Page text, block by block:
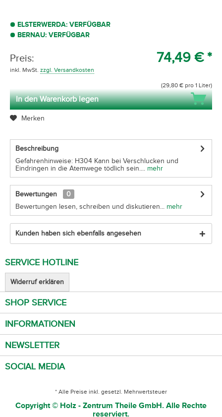
ELSTERWERDA: VERFÜGBAR
BERNAU: VERFÜGBAR
Preis: 74,49 € *
inkl. MwSt. zzgl. Versandkosten
(29,80 € pro 1 Liter)
In den Warenkorb legen
Merken
Beschreibung
Gefahrenhinweise: H304 Kann bei Verschlucken und
Eindringen in die Atemwege tödlich sein.... mehr
Bewertungen
0
Bewertungen lesen, schreiben und diskutieren... mehr
Kunden haben sich ebenfalls angesehen
SERVICE HOTLINE
Widerruf erklären
SHOP SERVICE
INFORMATIONEN
NEWSLETTER
SOCIAL MEDIA
* Alle Preise inkl. gesetzl. Mehrwertsteuer
Copyright © Holz - Zentrum Theile GmbH. Alle Rechte
reserviert.